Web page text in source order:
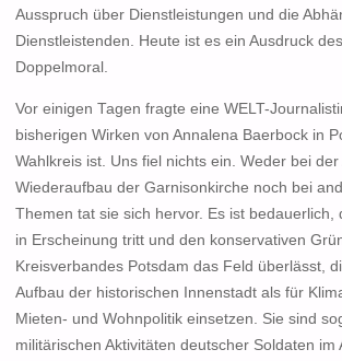
Ausspruch über Dienstleistungen und die
Dienstleistenden. Heute ist es ein Ausdruck
Doppelmoral.
Vor einigen Tagen fragte eine WELT-
bisherigen Wirken von Annalena Baerbock in
Wahlkreis ist. Uns fiel nichts ein. Weder bei
Wiederaufbau der Garnisonkirche noch bei
Themen tat sie sich hervor. Es ist bedauerlich,
in Erscheinung tritt und den konservativen
Kreisverbandes Potsdam das Feld überlässt,
Aufbau der historischen Innenstadt als für
Mieten- und Wohnpolitik einsetzen. Sie sind
militärischen Aktivitäten deutscher Soldaten im